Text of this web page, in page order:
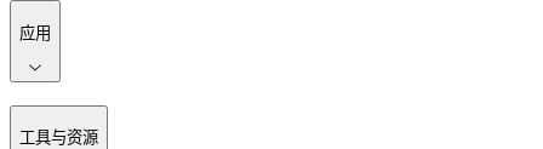
应用
工具与资源